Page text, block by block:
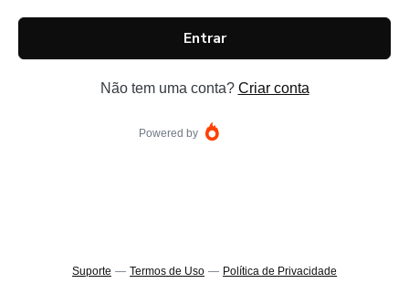
Entrar
Não tem uma conta? Criar conta
Powered by
Suporte — Termos de Uso — Política de Privacidade